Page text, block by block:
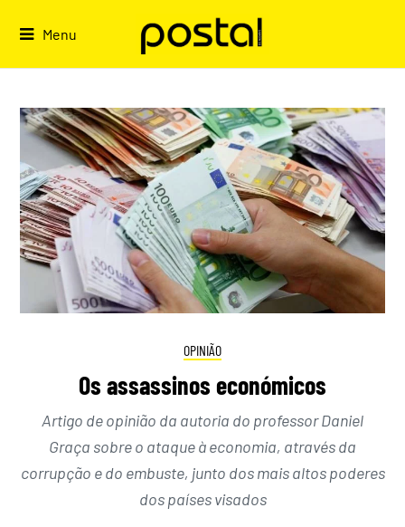
Menu
OPINIÃO
Os assassinos económicos
Artigo de opinião da autoria do professor Daniel
Graça sobre o ataque à economia, através da
corrupção e do embuste, junto dos mais altos poderes
dos países visados